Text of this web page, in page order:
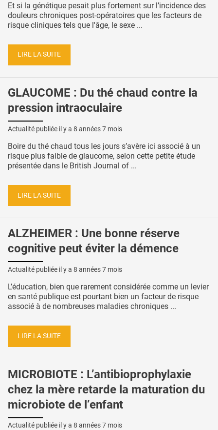
Et si la génétique pesait plus fortement sur l’incidence des
douleurs chroniques post-opératoires que les facteurs de
risque cliniques tels que l'âge, le sexe ...
LIRE LA SUITE
GLAUCOME : Du thé chaud contre la
pression intraoculaire
Actualité publiée il y a 8 années 7 mois
Boire du thé chaud tous les jours s’avère ici associé à un
risque plus faible de glaucome, selon cette petite étude
présentée dans le British Journal of ...
LIRE LA SUITE
ALZHEIMER : Une bonne réserve
cognitive peut éviter la démence
Actualité publiée il y a 8 années 7 mois
L’éducation, bien que rarement considérée comme un levier
en santé publique est pourtant bien un facteur de risque
associé à de nombreuses maladies chroniques ...
LIRE LA SUITE
MICROBIOTE : L’antibioprophylaxie
chez la mère retarde la maturation du
microbiote de l’enfant
Actualité publiée il y a 8 années 7 mois